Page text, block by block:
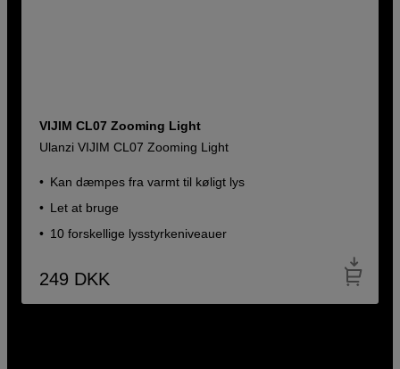
VIJIM CL07 Zooming Light
Ulanzi VIJIM CL07 Zooming Light
Kan dæmpes fra varmt til køligt lys
Let at bruge
10 forskellige lysstyrkeniveauer
249 DKK